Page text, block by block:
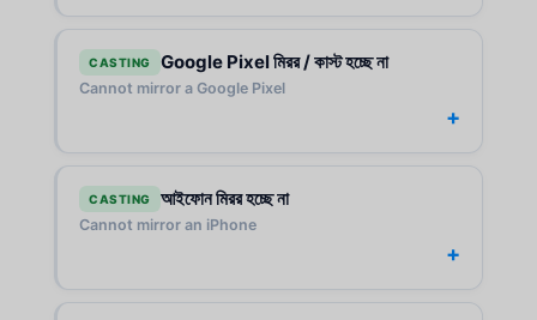
CASTING Google Pixel মিরর / কাস্ট হচ্ছে না
Cannot mirror a Google Pixel
CASTING আইফোন মিরর হচ্ছে না
Cannot mirror an iPhone